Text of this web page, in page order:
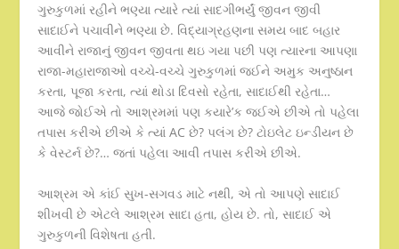
ગુરુકુળમાં રહીને ભણ્યા ત્યારે ત્યાં સાદગીભર્યું જીવન જીવી
સાદાઈને પચાવીને ભણ્યા છે. વિદ્યાગ્રહણના સમય બાદ બહાર
આવીને રાજાનું જીવન જીવતા થઇ ગયા પછી પણ ત્યારના આપણા
રાજા-મહારાજાઓ વચ્ચે-વચ્ચે ગુરુકુળમાં જઈને અમુક અનુષ્ઠાન
કરતા, પૂજા કરતા, ત્યાં થોડા દિવસો રહેતા, સાદાઈથી રહેતા…
આજે જોઈએ તો આશ્રમમાં પણ કયારે’ક જઈએ છીએ તો પહેલા
તપાસ કરીએ છીએ કે ત્યાં AC છે? પલંગ છે? ટોઇલેટ ઇન્ડીયન છે
કે વેસ્ટર્ન છે?… જતાં પહેલા આવી તપાસ કરીએ છીએ.
આશ્રમ એ કાંઈ સુખ-સગવડ માટે નથી, એ તો આપણે સાદાઈ
શીખવી છે એટલે આશ્રમ સાદા હતા, હોય છે. તો, સાદાઈ એ
ગુરુકુળની વિશેષતા હતી.